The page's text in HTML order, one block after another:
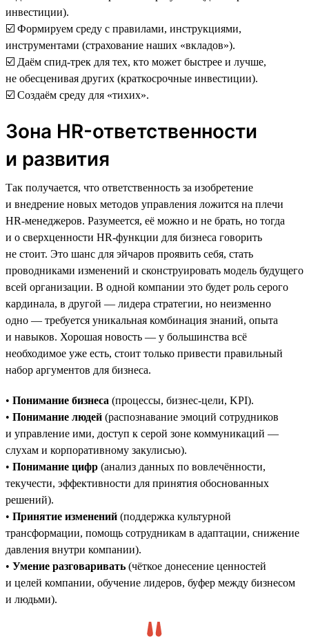
инвестиции).
☑️ Формируем среду с правилами, инструкциями,
инструментами (страхование наших «вкладов»).
☑️ Даём спид-трек для тех, кто может быстрее и лучше,
не обесценивая других (краткосрочные инвестиции).
☑️ Создаём среду для «тихих».
Зона HR-ответственности
и развития
Так получается, что ответственность за изобретение
и внедрение новых методов управления ложится на плечи
HR-менеджеров. Разумеется, её можно и не брать, но тогда
и о сверхценности HR-функции для бизнеса говорить
не стоит. Это шанс для эйчаров проявить себя, стать
проводниками изменений и сконструировать модель будущего
всей организации. В одной компании это будет роль серого
кардинала, в другой — лидера стратегии, но неизменно
одно — требуется уникальная комбинация знаний, опыта
и навыков. Хорошая новость — у большинства всё
необходимое уже есть, стоит только привести правильный
набор аргументов для бизнеса.
• Понимание бизнеса (процессы, бизнес-цели, KPI).
• Понимание людей (распознавание эмоций сотрудников
и управление ими, доступ к серой зоне коммуникаций —
слухам и корпоративному закулисью).
• Понимание цифр (анализ данных по вовлечённости,
текучести, эффективности для принятия обоснованных
решений).
• Принятие изменений (поддержка культурной
трансформации, помощь сотрудникам в адаптации, снижение
давления внутри компании).
• Умение разговаривать (чёткое донесение ценностей
и целей компании, обучение лидеров, буфер между бизнесом
и людьми).